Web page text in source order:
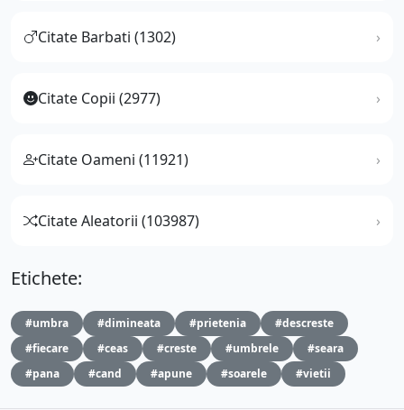
Citate Barbati (1302)
Citate Copii (2977)
Citate Oameni (11921)
Citate Aleatorii (103987)
Etichete:
#umbra #dimineata #prietenia
#descreste
#fiecare
#ceas #creste #umbrele
#seara
#pana
#cand #apune #soarele #vietii